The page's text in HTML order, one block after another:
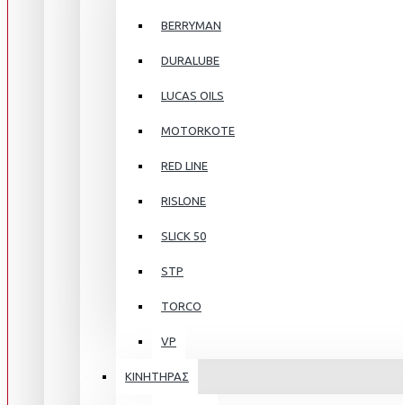
BERRYMAN
DURALUBE
LUCAS OILS
MOTORKOTE
RED LINE
RISLONE
SLICK 50
STP
TORCO
VP
ΚΙΝΗΤΗΡΑΣ